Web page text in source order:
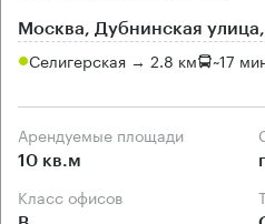
Москва, Дубнинская
Селигерская → 2.8 км ~17
Арендуемые площади
10 кв.м
Класс офисов